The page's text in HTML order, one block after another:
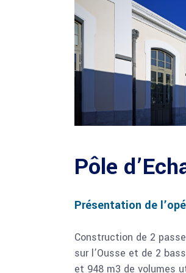
Pôle
Présentation de
Construction de 2
sur l’Ousse et de 2
et 948 m3 de volumes